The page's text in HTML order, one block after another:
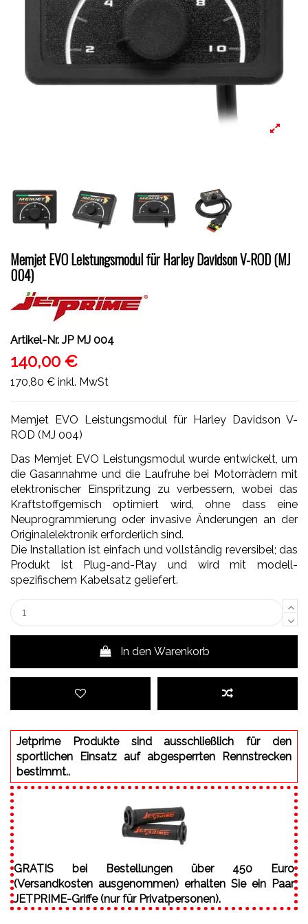
Memjet EVO Leistungsmodul für Harley Davidson V-ROD (MJ
004)
Artikel-Nr. JP MJ 004
140,00 €
170,80 € inkl. MwSt
Memjet EVO Leistungsmodul für Harley Davidson V-
ROD (MJ 004)
Das Memjet EVO Leistungsmodul wurde entwickelt, um
die Gasannahme und die Laufruhe bei Motorrädern mit
elektronischer Einspritzung zu verbessern, wobei das
Kraftstoffgemisch optimiert wird, ohne dass eine
Neuprogrammierung oder invasive Änderungen an der
Originalelektronik erforderlich sind.
Die Installation ist einfach und vollständig reversibel; das
Produkt ist Plug-and-Play und wird mit modell-
spezifischem Kabelsatz geliefert.
In den Warenkorb
Jetprime Produkte sind ausschließlich für den
sportlichen Einsatz auf abgesperrten Rennstrecken
bestimmt..
GRATIS bei Bestellungen über 450 Euro
(Versandkosten ausgenommen) erhalten Sie ein Paar
JETPRIME-Griffe (nur für Privatpersonen).